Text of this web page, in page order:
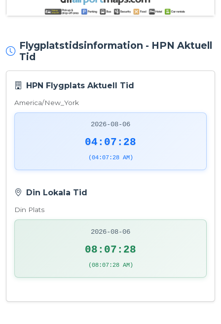
Flygplatstidsinformation - HPN Aktuell
Tid
HPN Flygplats Aktuell Tid
America/New_York
2026-08-06
04:07:28
(04:07:28 AM)
Din Lokala Tid
Din Plats
2026-08-06
08:07:28
(08:07:28 AM)